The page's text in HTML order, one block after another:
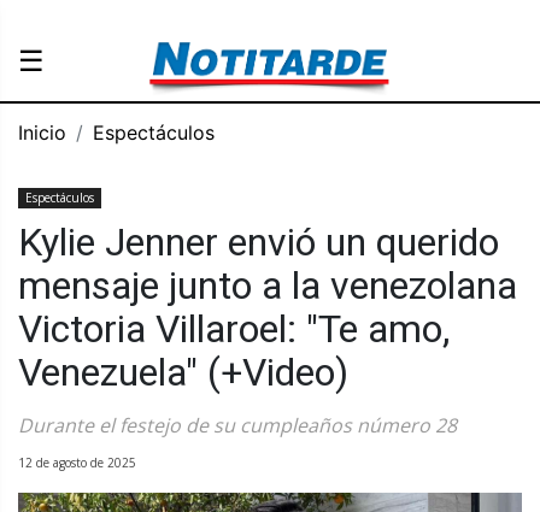
☰
Inicio Espectáculos
Espectáculos
Kylie Jenner envió un querido
mensaje junto a la venezolana
Victoria Villaroel: "Te amo,
Venezuela" (+Video)
Durante el festejo de su cumpleaños número 28
12 de agosto de 2025